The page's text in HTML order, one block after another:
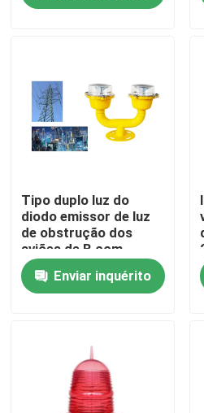
Sobre nós
Controle da qualidade
Peça umas citações
luz de obstrução da aviação
Luz de obstrução dos aviões
Tipo duplo luz do
diodo emissor de luz
de obstrução dos
aviões de B com
resistência de
impactoEnviar inquérito